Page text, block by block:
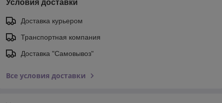
Условия доставки
Доставка курьером
Транспортная компания
Доставка "Самовывоз"
Все условия доставки